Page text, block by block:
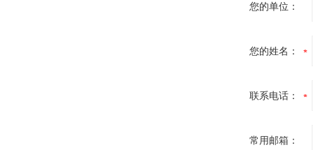
您的单位：
您的姓名：
联系电话：
常用邮箱：